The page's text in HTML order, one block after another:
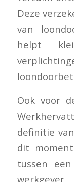
Deze
van
helpt
Ook voor
definitie
dit
tussen